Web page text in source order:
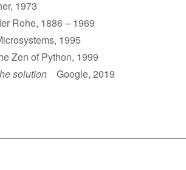
1973
Rohe, 1886 – 1969
1995
Zen of Python, 1999
solutionGoogle, 2019